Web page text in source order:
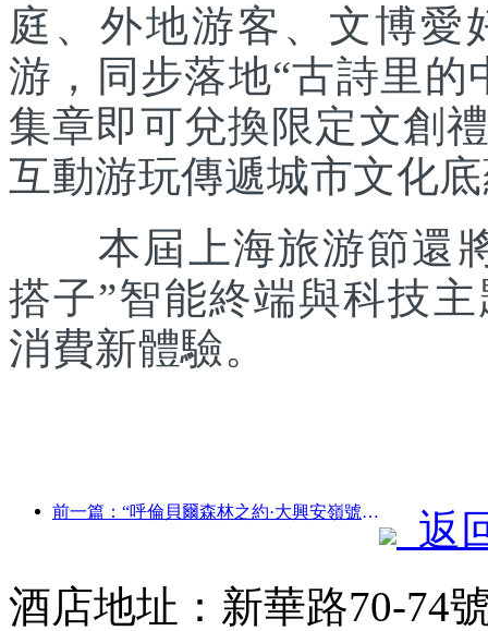
庭、外地游客、文博愛
游，同步落地“古詩里
集章即可兌換限定文創
互動游玩傳遞城市文化
本屆上海旅游節還將
搭子”智能終端與科技
消費新體驗。
前一篇：“呼倫貝爾森林之約·大興安嶺號--星光列車·天翼之旅”旅游專列首發
返
酒店地址：新華路70-74